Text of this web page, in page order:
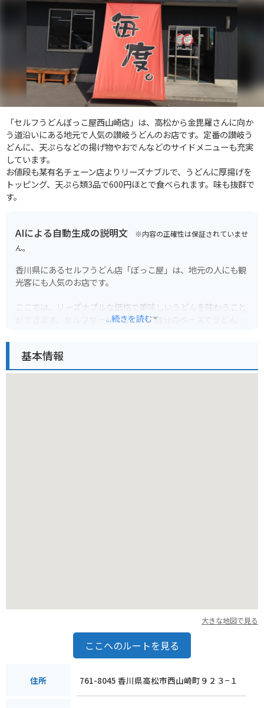
「セルフうどんぼっこ屋西山崎店」は、高松から金毘羅さんに向か
う道沿いにある地元で人気の讃岐うどんのお店です。定番の讃岐う
どんに、天ぷらなどの揚げ物やおでんなどのサイドメニューも充実
しています。
お値段も某有名チェーン店よりリーズナブルで、うどんに厚揚げを
トッピング、天ぷら類3品で600円ほとで食べられます。味も抜群で
す。
AIによる自動生成の説明文 ※内容の正確性は保証されていませ
ん。
香川県にあるセルフうどん店「ぼっこ屋」は、地元の人にも観
光客にも人気のお店です。
ここでは、リーズナブルな価格で美味しいうどんを味わうこと
ができます。セルフサービスなので、自分のペースでうどんを
人気メニューは、肉うどんやぶっかけうどんです。
...続きを読む
基本情報
大きな地図で見る
ここへのルートを見る
住所 761-8045 香川県高松市西山崎町９２３−１